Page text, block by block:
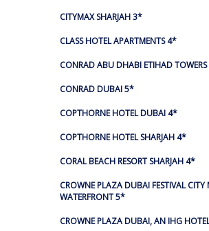
CITYMAX SHARJAH 3*
CLASS HOTEL APARTMENTS 4*
CONRAD ABU DHABI ETIHAD
CONRAD DUBAI 5*
COPTHORNE HOTEL DUBAI 4*
COPTHORNE HOTEL SHARJAH 4*
CORAL BEACH RESORT SHARJAH 4*
CROWNE PLAZA DUBAI FESTIVAL CITY
WATERFRONT 5*
CROWNE PLAZA DUBAI, AN IHG